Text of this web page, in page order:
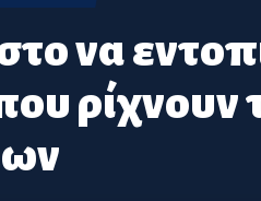
να
ρίχνουν